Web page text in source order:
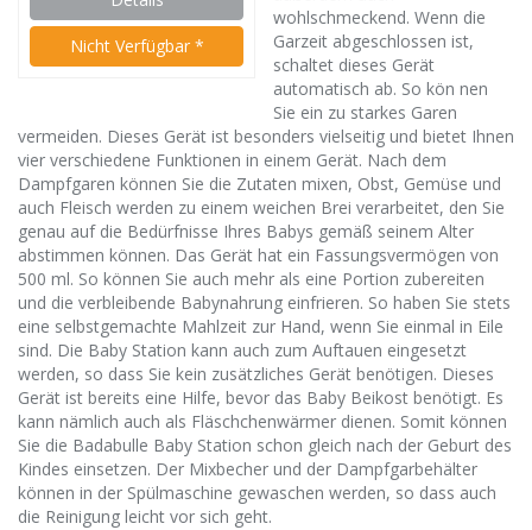
Fläschchen und
Babybrei, Auftauen
Nicht Verfügbar *
wohlschmeckend. Wenn die
Garzeit abgeschlossen ist,
schaltet dieses Gerät
automatisch ab. So kön nen
Sie ein zu starkes Garen
vermeiden. Dieses Gerät ist besonders vielseitig und bietet Ihnen
vier verschiedene Funktionen in einem Gerät. Nach dem
Dampfgaren können Sie die Zutaten mixen, Obst, Gemüse und
auch Fleisch werden zu einem weichen Brei verarbeitet, den Sie
genau auf die Bedürfnisse Ihres Babys gemäß seinem Alter
abstimmen können. Das Gerät hat ein Fassungsvermögen von
500 ml. So können Sie auch mehr als eine Portion zubereiten
und die verbleibende Babynahrung einfrieren. So haben Sie stets
eine selbstgemachte Mahlzeit zur Hand, wenn Sie einmal in Eile
sind. Die Baby Station kann auch zum Auftauen eingesetzt
werden, so dass Sie kein zusätzliches Gerät benötigen. Dieses
Gerät ist bereits eine Hilfe, bevor das Baby Beikost benötigt. Es
kann nämlich auch als Fläschchenwärmer dienen. Somit können
Sie die Badabulle Baby Station schon gleich nach der Geburt des
Kindes einsetzen. Der Mixbecher und der Dampfgarbehälter
können in der Spülmaschine gewaschen werden, so dass auch
die Reinigung leicht vor sich geht.